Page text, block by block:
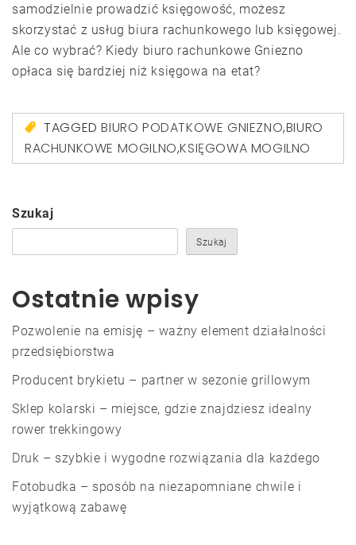
samodzielnie prowadzić księgowość, możesz
skorzystać z usług biura rachunkowego lub księgowej.
Ale co wybrać? Kiedy biuro rachunkowe Gniezno
opłaca się bardziej niż księgowa na etat?
TAGGEDBIURO PODATKOWE GNIEZNO,BIURO
RACHUNKOWE MOGILNO,KSIĘGOWA MOGILNO
Szukaj
Szukaj
Ostatnie wpisy
Pozwolenie na emisję – ważny element działalności
przedsiębiorstwa
Producent brykietu – partner w sezonie grillowym
Sklep kolarski – miejsce, gdzie znajdziesz idealny
rower trekkingowy
Druk – szybkie i wygodne rozwiązania dla każdego
Fotobudka – sposób na niezapomniane chwile i
wyjątkową zabawę